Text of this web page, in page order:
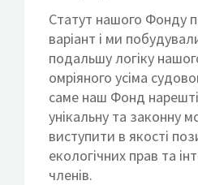
Статут нашого Фонду
варіант і ми
подальшу логіку
омріяного усіма
саме наш Фонд
унікальну та законну
виступити в якості
екологічних прав та
членів.